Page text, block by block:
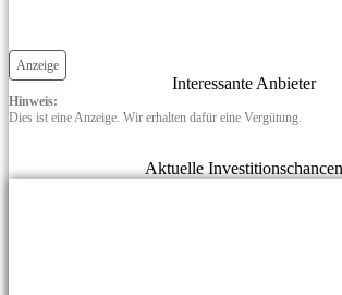
Anzeige
Interessante Anbieter
Hinweis:
Dies ist eine Anzeige. Wir erhalten dafür eine Vergütung.
Aktuelle Investitionschancen